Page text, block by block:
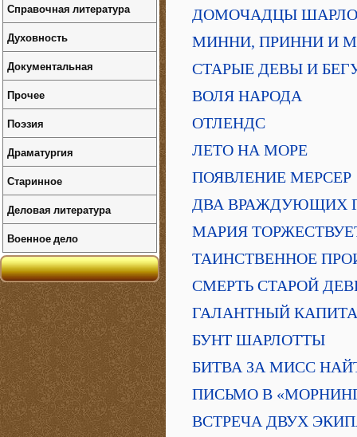
ДОМОЧАДЦЫ
МИННИ, ПРИННИ И
СТАРЫЕ ДЕВЫ И
ВОЛЯ НАРОДА
ОТЛЕНДС
ЛЕТО НА МОРЕ
ПОЯВЛЕНИЕ МЕРСЕР
ДВА ВРАЖДУЮЩИХ
МАРИЯ
ТАИНСТВЕННОЕ
СМЕРТЬ СТАРОЙ
ГАЛАНТНЫЙ
БУНТ ШАРЛОТТЫ
БИТВА ЗА МИСС
ПИСЬМО В
ВСТРЕЧА ДВУХ
Справочная литература
Духовность
Документальная
Прочее
Поэзия
Драматургия
Старинное
Деловая литература
Военное дело